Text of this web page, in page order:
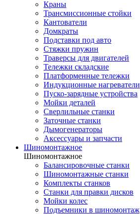
Краны
Трансмиссионные стойки
Кантователи
Домкраты
Подставки под авто
Стяжки пружин
Траверсы для двигателей
Тележки складские
Платформенные тележки
Индукционные нагреватели
Пуско-зарядные устройства
Мойки деталей
Сверлильные станки
Заточные станки
Дымогенераторы
Аксессуары и запчасти
Шиномонтажное
Шиномонтажное
Балансировочные станки
Шиномонтажные станки
Комплекты станков
Станки для правки дисков
Мойки колес
Подъемники в шиномонтаж